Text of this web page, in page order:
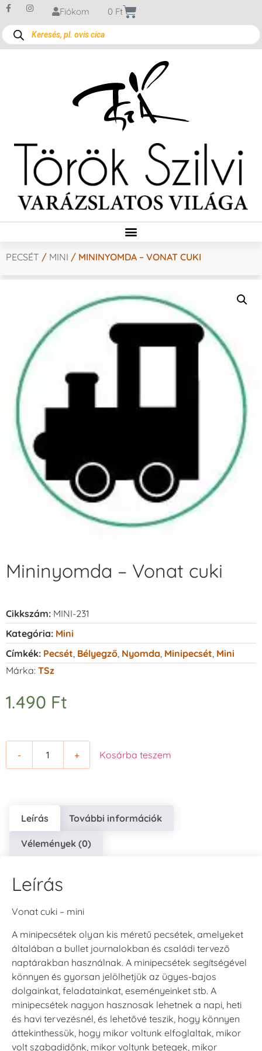
Fiókom 0 Ft
PECSÉT / MINI / MININYOMDA – VONAT CUKI
Mininyomda – Vonat cuki
Cikkszám: MINI-231
Kategória: Mini
Címkék: Pecsét Bélyegző Nyomda Minipecsét Mini
Márka: TSz
1.490 Ft
- + Kosárba teszem
Leírás További információk
Vélemények (0)
Leírás
Vonat cuki – mini
A minipecsétek olyan kis méretű pecsétek, amelyeket
általában a bullet journalokban és családi tervező
naptárakban használnak. A minipecsétek segítségével
könnyen és gyorsan jelölhetjük az ügyes-bajos
dolgainkat, feladatainkat, eseményeinket stb. A
minipecsétek nagyon hasznosak lehetnek a napi, heti
és havi tervezésnél, és lehetővé teszik, hogy könnyen
áttekinthessük, hogy mikor voltunk elfoglaltak, mikor
volt szabadidőnk, mikor voltunk betegek, mikor